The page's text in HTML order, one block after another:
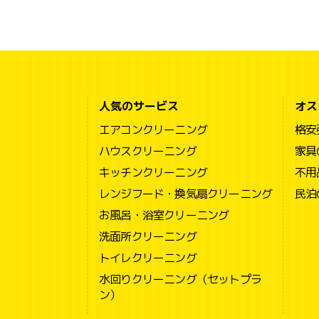
人気のサービス
エアコンクリーニング
ハウスクリーニング
キッチンクリーニング
レンジフード・換気扇クリーニング
お風呂・浴室クリーニング
洗面所クリーニング
トイレクリーニング
水回りクリーニング（セットプラ
ン）
オ
格
家
不
民